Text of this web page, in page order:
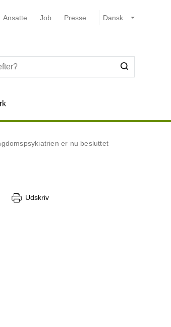
Ansatte Job Presse
er nu besluttet
Udskriv